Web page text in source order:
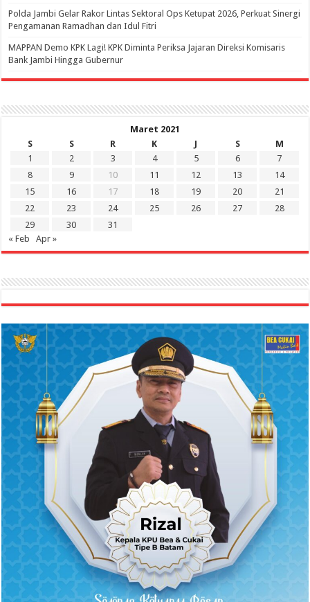
Polda Jambi Gelar Rakor Lintas Sektoral Ops Ketupat 2026, Perkuat Sinergi
Pengamanan Ramadhan dan Idul Fitri
‎MAPPAN Demo KPK Lagi! KPK Diminta Periksa Jajaran Direksi Komisaris
Bank Jambi Hingga Gubernur ‎
Maret 2021
S
S R K J S
M
1
2 3 4 5 6
7
8
9 10 11 12 13
14
15
16 17 18 19 20
21
22
23 24 25 26 27
28
29
30
31
« Feb
Apr »